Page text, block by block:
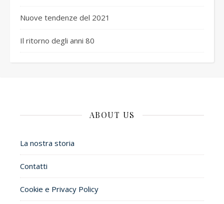
Nuove tendenze del 2021
Il ritorno degli anni 80
ABOUT US
La nostra storia
Contatti
Cookie e Privacy Policy